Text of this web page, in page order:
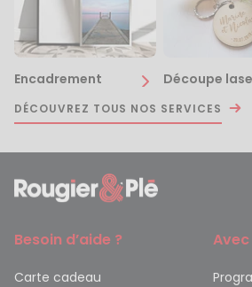
Encadrement Découpe
DÉCOUVREZ TOUS NOS SERVICES
Besoin d’aide ?
Carte cadeau